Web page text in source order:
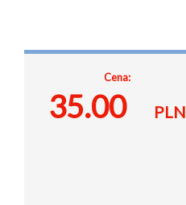
Cena:
35.00 PLN